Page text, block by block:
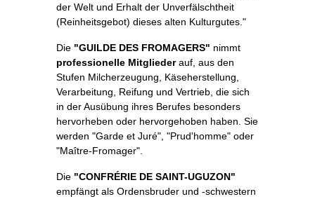
der Welt und Erhalt der Unverfälschtheit
(Reinheitsgebot) dieses alten Kulturgutes."
Die "GUILDE DES FROMAGERS" nimmt
professionelle Mitgliederauf, aus den
Stufen Milcherzeugung, Käseherstellung,
Verarbeitung, Reifung und Vertrieb, die sich
in der Ausübung ihres Berufes besonders
hervorheben oder hervorgehoben haben. Sie
werden "Garde et Juré", "Prud'homme" oder
"Maître-Fromager".
Die "CONFRÉRIE DE SAINT-UGUZON"
empfängt als Ordensbruder und -schwestern